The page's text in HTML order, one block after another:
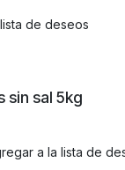
de deseos
sin sal 5kg
a la lista de